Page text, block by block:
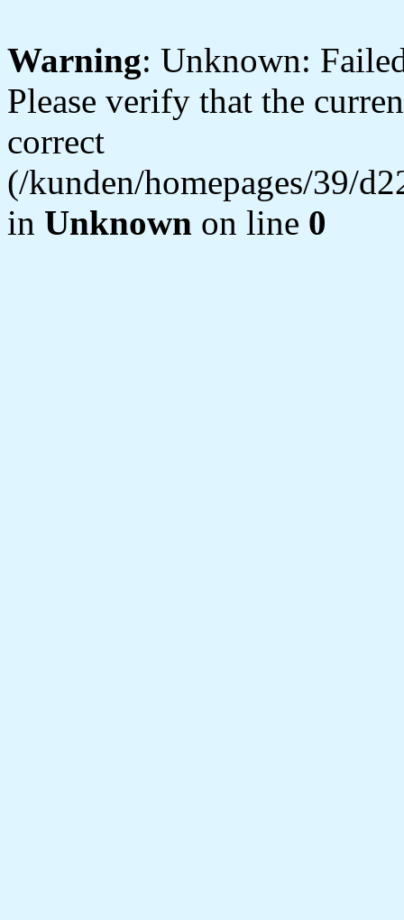
Warning: Unknown:
Please verify that the
correct
(/kunden/homepages/39/
in Unknown on line 0